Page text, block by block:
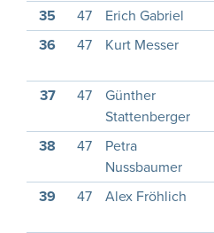
35
47 Erich Gabriel
36
47 Kurt Messer
37
47
Günther
Stattenberger
38
47
Petra
Nussbaumer
39
47 Alex Fröhlich